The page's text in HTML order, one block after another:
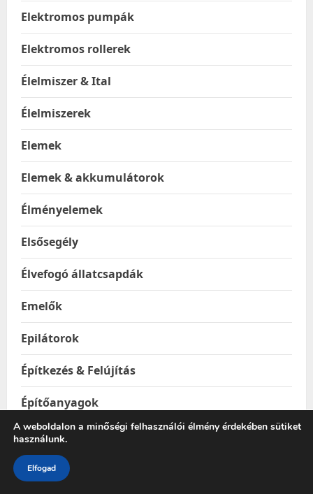
Elektromos pumpák
Elektromos rollerek
Élelmiszer & Ital
Élelmiszerek
Elemek
Elemek & akkumulátorok
Élményelemek
Elsősegély
Élvefogó állatcsapdák
Emelők
Epilátorok
Építkezés & Felújítás
Építőanyagok
Ereszhálók
Esővízgyűjtő tartályok
A weboldalon a minőségi felhasználói élmény érdekében sütiket
használunk.
Elfogad